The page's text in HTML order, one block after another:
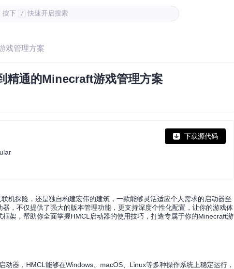
按下 / 快速开启搜索
戏管理方案
精通的Minecraft游戏管理方案
下载源代码
机探险，还是独自构建宏伟的建筑，一款能够灵活适应个人需求的启动器至
，不仅提供了强大的版本管理功能，更支持深度个性化配置，让你的游戏体
架，帮助你全面掌握HMCL启动器的使用技巧，打造专属于你的Minecraft游
器，HMCL能够在Windows、macOS、Linux等多种操作系统上稳定运行，